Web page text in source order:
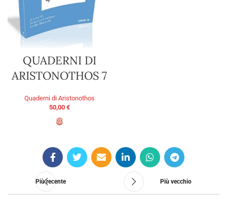
QUADERNI DI
ARISTONOTHOS 7
Quaderni di Aristonothos
50,00 €
Più recente Più vecchio